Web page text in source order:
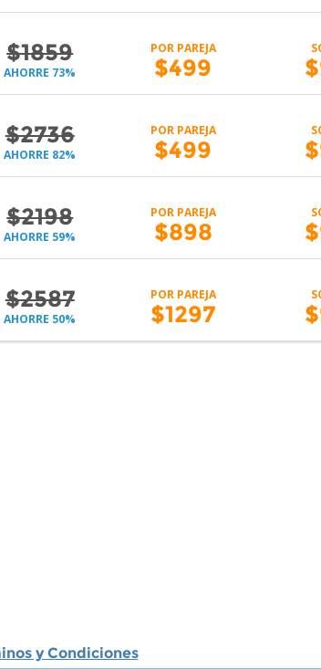
$1859
AHORRE 73%
POR PAREJA
$499
$2736
AHORRE 82%
POR PAREJA
$499
$2198
AHORRE 59%
POR PAREJA
$898
$2587
AHORRE 50%
POR PAREJA
$1297
y Condiciones